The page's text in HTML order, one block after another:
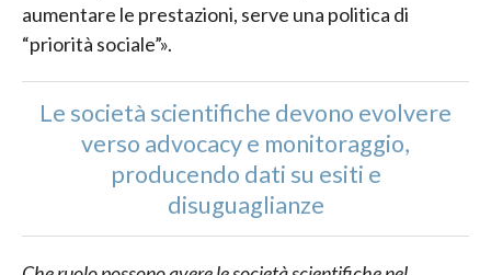
aumentare le prestazioni, serve una politica di
“priorità sociale”».
Le società scientifiche devono evolvere
verso advocacy e monitoraggio,
producendo dati su esiti e
disuguaglianze